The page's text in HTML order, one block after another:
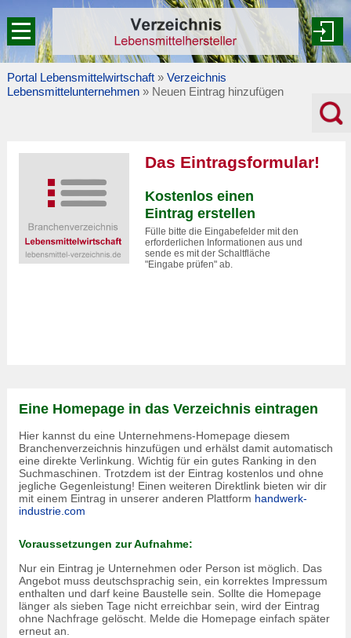
Portal Lebensmittelwirtschaft » Verzeichnis
Lebensmittelunternehmen » Neuen Eintrag hinzufügen
Das Eintragsformular!
Kostenlos einen
Eintrag erstellen
Fülle bitte die Eingabefelder mit den
erforderlichen Informationen aus und
sende es mit der Schaltfläche
"Eingabe prüfen" ab.
Eine Homepage in das Verzeichnis eintragen
Hier kannst du eine Unternehmens-Homepage diesem
Branchenverzeichnis hinzufügen und erhälst damit automatisch
eine direkte Verlinkung. Wichtig für ein gutes Ranking in den
Suchmaschinen. Trotzdem ist der Eintrag kostenlos und ohne
jegliche Gegenleistung! Einen weiteren Direktlink bieten wir dir
mit einem Eintrag in unserer anderen Plattform handwerk-
industrie.com
Voraussetzungen zur Aufnahme:
Nur ein Eintrag je Unternehmen oder Person ist möglich. Das
Angebot muss deutschsprachig sein, ein korrektes Impressum
enthalten und darf keine Baustelle sein. Sollte die Homepage
länger als sieben Tage nicht erreichbar sein, wird der Eintrag
ohne Nachfrage gelöscht. Melde die Homepage einfach später
erneut an.